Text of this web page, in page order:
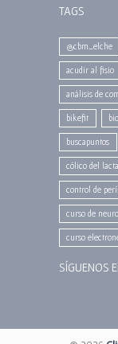
TAGS
@cbm_elche
acudir al fisio
análisis de
bikefit
buscapuntos
cólico del
control de
curso de
curso
SÍGUENOS